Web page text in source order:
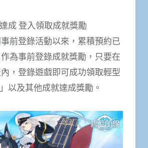
成 登入領取成就獎勵
前登錄活動以來，累積預約已
為事前登錄成就獎勵，只要在
，登錄遊戲即可成功領取輕型
以及其他成就達成獎勵。